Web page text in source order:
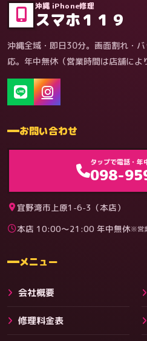
料金
沖縄 iPhone修理
スマホ１１９
沖縄全域・即日30分。画面割れ・
応。年中無休（営業時間は店舗によ
お問い合わせ
タップで電話・年
098-
宜野湾市上原1-6-3（本店）
本店 10:00〜21:00 年中無休※営
メニュー
会社概要
修理料金表